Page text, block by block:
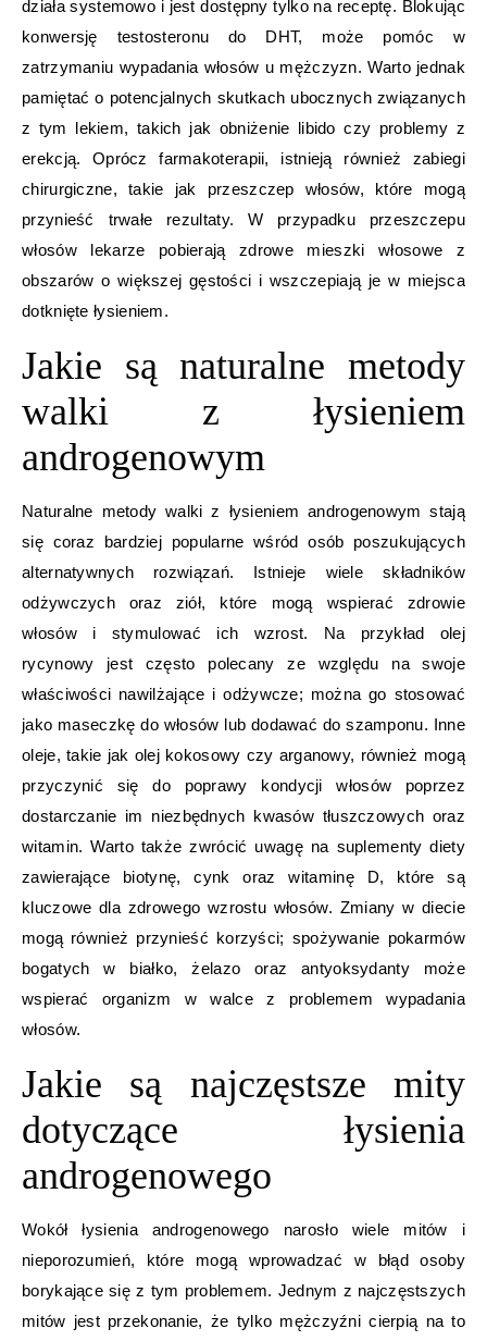
działa systemowo i jest dostępny tylko na receptę. Blokując
konwersję testosteronu do DHT, może pomóc w
zatrzymaniu wypadania włosów u mężczyzn. Warto jednak
pamiętać o potencjalnych skutkach ubocznych związanych
z tym lekiem, takich jak obniżenie libido czy problemy z
erekcją. Oprócz farmakoterapii, istnieją również zabiegi
chirurgiczne, takie jak przeszczep włosów, które mogą
przynieść trwałe rezultaty. W przypadku przeszczepu
włosów lekarze pobierają zdrowe mieszki włosowe z
obszarów o większej gęstości i wszczepiają je w miejsca
dotknięte łysieniem.
Jakie są naturalne metody
walki z łysieniem
androgenowym
Naturalne metody walki z łysieniem androgenowym stają
się coraz bardziej popularne wśród osób poszukujących
alternatywnych rozwiązań. Istnieje wiele składników
odżywczych oraz ziół, które mogą wspierać zdrowie
włosów i stymulować ich wzrost. Na przykład olej
rycynowy jest często polecany ze względu na swoje
właściwości nawilżające i odżywcze; można go stosować
jako maseczkę do włosów lub dodawać do szamponu. Inne
oleje, takie jak olej kokosowy czy arganowy, również mogą
przyczynić się do poprawy kondycji włosów poprzez
dostarczanie im niezbędnych kwasów tłuszczowych oraz
witamin. Warto także zwrócić uwagę na suplementy diety
zawierające biotynę, cynk oraz witaminę D, które są
kluczowe dla zdrowego wzrostu włosów. Zmiany w diecie
mogą również przynieść korzyści; spożywanie pokarmów
bogatych w białko, żelazo oraz antyoksydanty może
wspierać organizm w walce z problemem wypadania
włosów.
Jakie są najczęstsze mity
dotyczące łysienia
androgenowego
Wokół łysienia androgenowego narosło wiele mitów i
nieporozumień, które mogą wprowadzać w błąd osoby
borykające się z tym problemem. Jednym z najczęstszych
mitów jest przekonanie, że tylko mężczyźni cierpią na to